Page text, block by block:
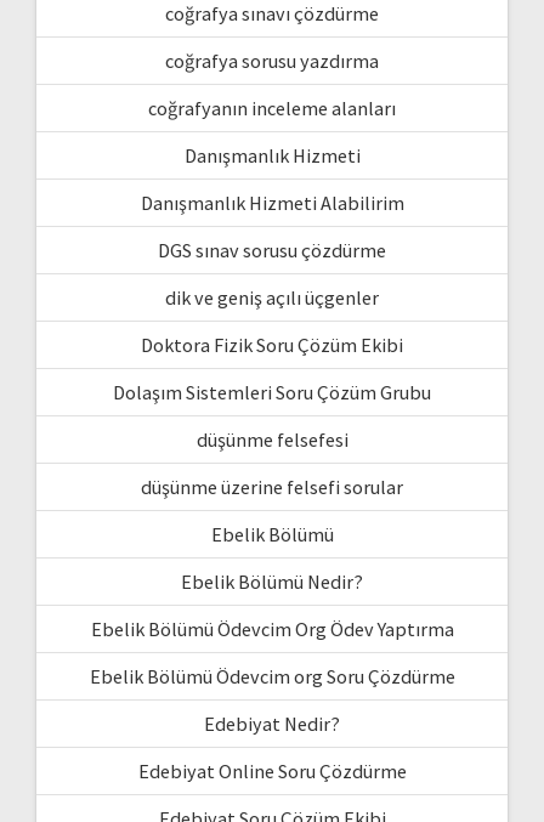
coğrafya sınavı çözdürme
coğrafya sorusu yazdırma
coğrafyanın inceleme alanları
Danışmanlık Hizmeti
Danışmanlık Hizmeti Alabilirim
DGS sınav sorusu çözdürme
dik ve geniş açılı üçgenler
Doktora Fizik Soru Çözüm Ekibi
Dolaşım Sistemleri Soru Çözüm Grubu
düşünme felsefesi
düşünme üzerine felsefi sorular
Ebelik Bölümü
Ebelik Bölümü Nedir?
Ebelik Bölümü Ödevcim Org Ödev Yaptırma
Ebelik Bölümü Ödevcim org Soru Çözdürme
Edebiyat Nedir?
Edebiyat Online Soru Çözdürme